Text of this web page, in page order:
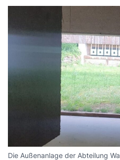
Die Außenanlage der Abteilung